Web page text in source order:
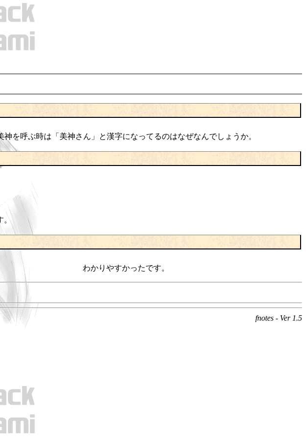
を呼ぶ時は「美神さん」と漢字になってるのはなぜなんでしょうか。
。
。 わかりやすかったです。
fnotes - Ver 1.5